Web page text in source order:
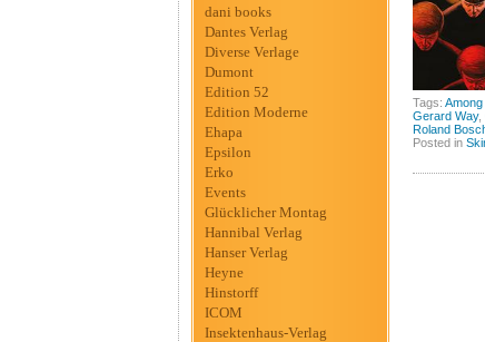
dani books
Dantes Verlag
Diverse Verlage
Dumont
Edition 52
Edition Moderne
Ehapa
Epsilon
Erko
Events
Glücklicher Montag
Hannibal Verlag
Hanser Verlag
Heyne
Hinstorff
ICOM
Insektenhaus-Verlag
Tags:
Gerard Way,
Roland
Posted in